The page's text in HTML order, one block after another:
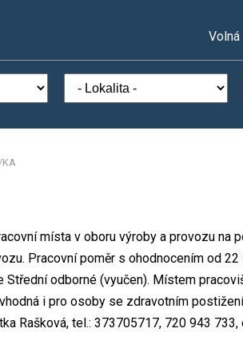
Volná
KA
místa v oboru výroby a provozu na
Pracovní poměr s ohodnocením od
odborné (vyučen). Místem
i pro osoby se zdravotním
Rašková, tel.: 373705717, 720 943 733,